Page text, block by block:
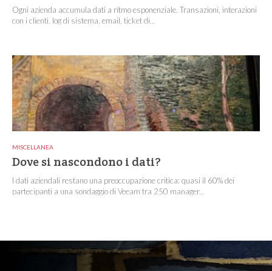
Ogni azienda accumula dati a ritmo esponenziale. Transazioni, interazioni
con i clienti, log di sistema, email, ticket di...
MISCELLANEA
Dove si nascondono i dati?
I dati aziendali restano una preoccupazione critica: quasi il 60% dei
partecipanti a una sondaggio di Veeam tra 250 manager...